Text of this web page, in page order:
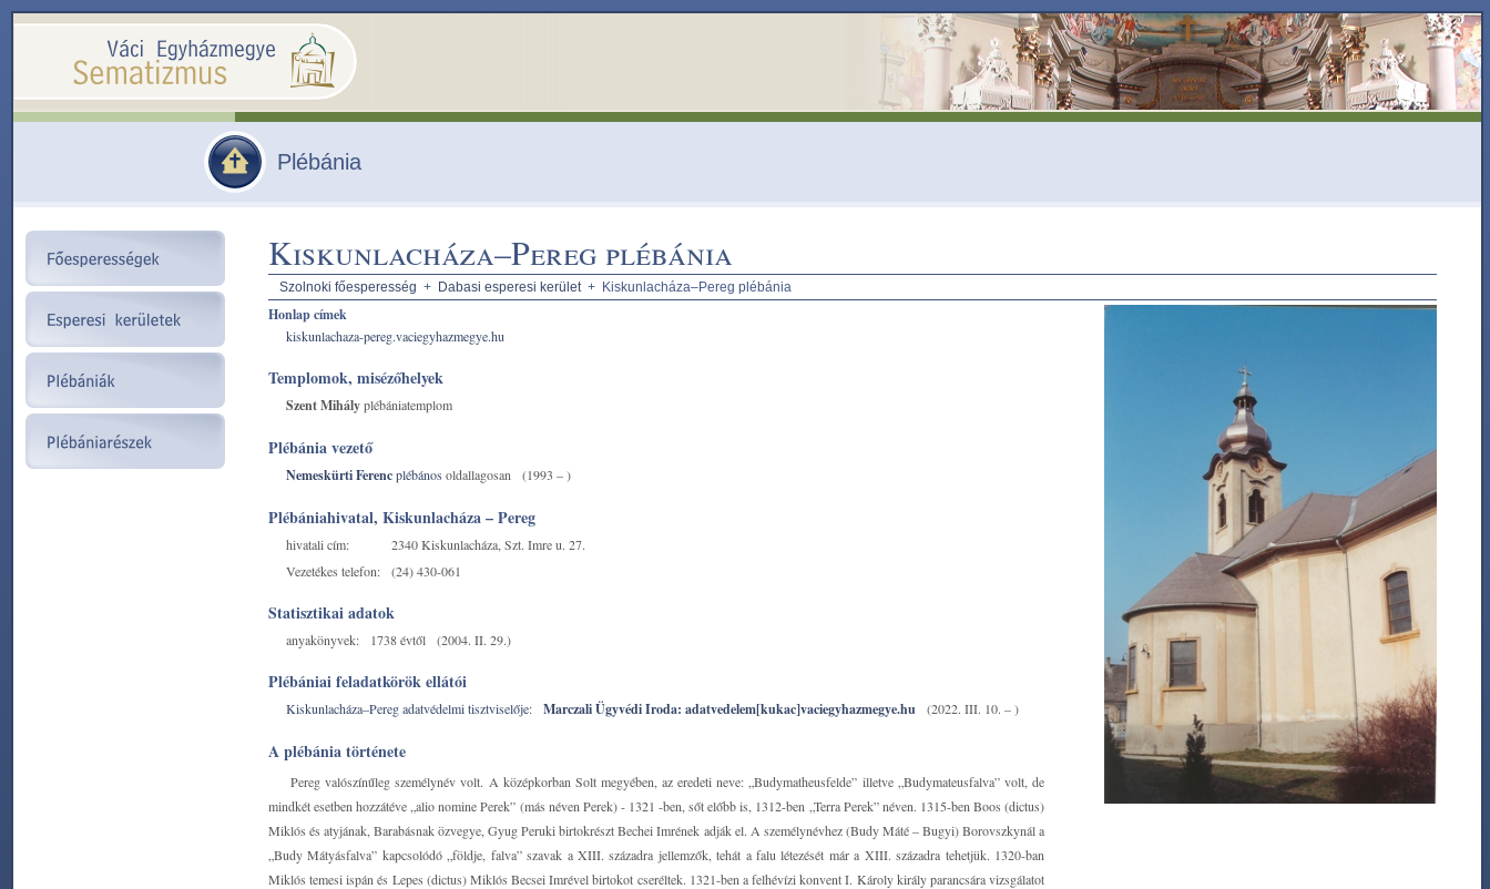
Plébánia
Kiskunlacháza–Pereg plébánia
Szolnoki főesperesség + Dabasi esperesi kerület+ Kiskunlacháza–Pereg plébánia
Honlap címek
kiskunlachaza-pereg.vaciegyhazmegye.hu
Templomok, misézőhelyek
Szent Mihályplébániatemplom
Plébánia vezető
Nemeskürti Ferencplébános oldallagosan (1993 – )
Plébániahivatal, Kiskunlacháza – Pereg
hivatali cím:
2340 Kiskunlacháza, Szt. Imre u. 27.
Vezetékes telefon:
(24) 430-061
Statisztikai adatok
anyakönyvek: 1738 évtől (2004. II. 29.)
Plébániai feladatkörök ellátói
Kiskunlacháza–Pereg adatvédelmi tisztviselője: Marczali Ügyvédi Iroda: adatvedelem[kukac]vaciegyhazmegye.hu (2022. III. 10. – )
A plébánia története
Pereg valószínűleg személynév volt. A középkorban Solt megyében, az eredeti neve: „Budymatheusfelde” illetve „Budymateusfalva” volt, de
mindkét esetben hozzátéve „alio nomine Perek” (más néven Perek) - 1321 -ben, sőt előbb is, 1312-ben „Terra Perek” néven. 1315-ben Boos (dictus)
Miklós és atyjának, Barabásnak özvegye, Gyug Peruki birtokrészt Bechei Imrének adják el. A személynévhez (Budy Máté – Bugyi) Borovszkynál a
„Budy Mátyásfalva” kapcsolódó „földje, falva” szavak a XIII. századra jellemzők, tehát a falu létezését már a XIII. századra tehetjük. 1320-ban
Miklós temesi ispán és Lepes (dictus) Miklós Becsei Imrével birtokot cseréltek. 1321-ben a felhévízi konvent I. Károly király parancsára vizsgálatot